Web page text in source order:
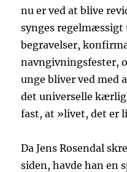
nu er ved at blive
synges
begravelser,
navngivningsfester,
unge bliver ved med
det universelle
fast, at »livet, det er
Da Jens Rosendal
siden, havde han en